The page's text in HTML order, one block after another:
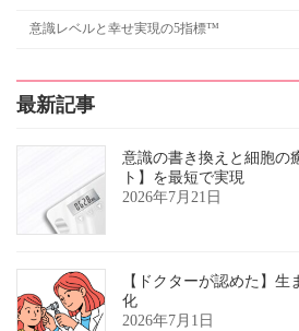
意識レベルと幸せ実現の5指標™
最新記事
意識の書き換えと細胞の
ト】を最短で実現
2026年7月21日
【ドクターが認めた】
化
2026年7月1日